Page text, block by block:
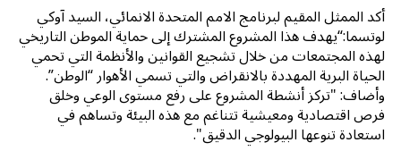
أكد الممثل المقيم لبرنامج الامم المتحدة الانمائي، السيد آوكي
لوتسما:“يهدف هذا المشروع المشترك إلى حماية الموطن التاريخي
لهذه المجتمعات من خلال تشجيع القوانين والأنظمة التي تحمي
الحياة البرية المهددة بالانقراض والتي تسمي الأهوار “الوطن”.
وأضاف: "تركز أنشطة المشروع على رفع مستوى الوعي وخلق
فرص اقتصادية ومعيشية تتناغم مع هذه البيئة وتساهم في
استعادة تنوعها البيولوجي الدقيق".